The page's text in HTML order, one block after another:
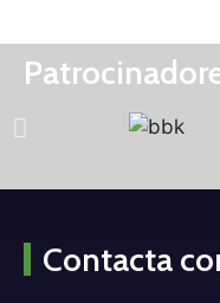
Contacta